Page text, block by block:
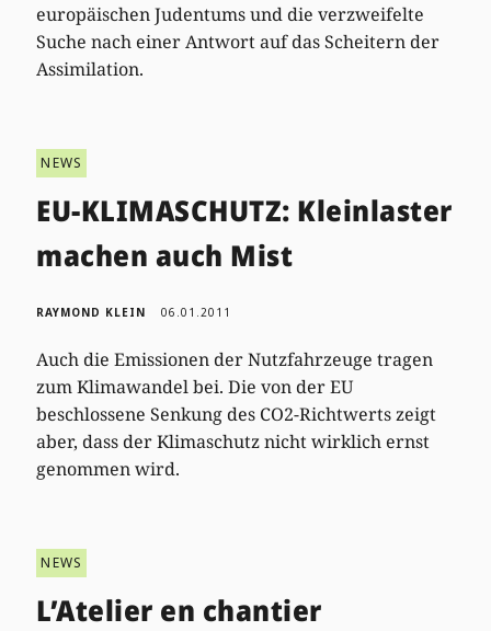
europäischen Judentums und die verzweifelte
Suche nach einer Antwort auf das Scheitern der
Assimilation.
NEWS
EU-KLIMASCHUTZ: Kleinlaster
machen auch Mist
RAYMOND KLEIN 06.01.2011
Auch die Emissionen der Nutzfahrzeuge tragen
zum Klimawandel bei. Die von der EU
beschlossene Senkung des CO2-Richtwerts zeigt
aber, dass der Klimaschutz nicht wirklich ernst
genommen wird.
NEWS
L’Atelier en chantier